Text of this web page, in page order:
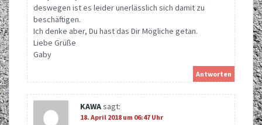
deswegen ist es leider unerlässlich sich damit zu
beschäftigen.
Ich denke aber, Du hast das Dir Mögliche getan.
Liebe Grüße
Gaby
Antworten
KAWAsagt:
18. April 2018 um 06:47 Uhr